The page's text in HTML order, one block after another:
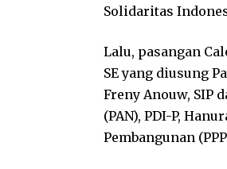
Solidaritas
Lalu, pasangan
SE yang diusung
Freny Anouw, SIP
(PAN), PDI-P,
Pembangunan